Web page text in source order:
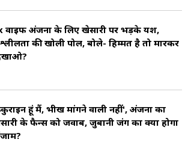
वाइफ अंजना के लिए खेसारी पर भड़के यश,
की खोली पोल, बोले- हिम्मत है तो मारकर
हूं मैं, भीख मांगने वाली नहीं', अंजना का
के फैन्स को जवाब, जुबानी जंग का क्या होगा